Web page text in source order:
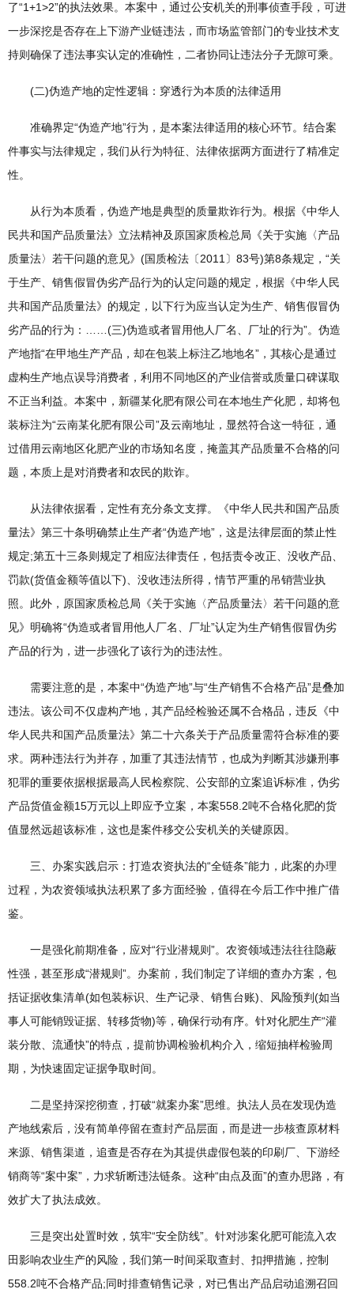
了“1+1>2”的执法效果。本案中，通过公安机关的刑事侦查手段，可进
一步深挖是否存在上下游产业链违法，而市场监管部门的专业技术支
持则确保了违法事实认定的准确性，二者协同让违法分子无隙可乘。
(二)伪造产地的定性逻辑：穿透行为本质的法律适用
准确界定“伪造产地”行为，是本案法律适用的核心环节。结合案
件事实与法律规定，我们从行为特征、法律依据两方面进行了精准定
性。
从行为本质看，伪造产地是典型的质量欺诈行为。根据《中华人
民共和国产品质量法》立法精神及原国家质检总局《关于实施〈产品
质量法〉若干问题的意见》(国质检法〔2011〕83号)第8条规定，“关
于生产、销售假冒伪劣产品行为的认定问题的规定，根据《中华人民
共和国产品质量法》的规定，以下行为应当认定为生产、销售假冒伪
劣产品的行为：……(三)伪造或者冒用他人厂名、厂址的行为”。伪造
产地指“在甲地生产产品，却在包装上标注乙地地名”，其核心是通过
虚构生产地点误导消费者，利用不同地区的产业信誉或质量口碑谋取
不正当利益。本案中，新疆某化肥有限公司在本地生产化肥，却将包
装标注为“云南某化肥有限公司”及云南地址，显然符合这一特征，通
过借用云南地区化肥产业的市场知名度，掩盖其产品质量不合格的问
题，本质上是对消费者和农民的欺诈。
从法律依据看，定性有充分条文支撑。《中华人民共和国产品质
量法》第三十条明确禁止生产者“伪造产地”，这是法律层面的禁止性
规定;第五十三条则规定了相应法律责任，包括责令改正、没收产品、
罚款(货值金额等值以下)、没收违法所得，情节严重的吊销营业执
照。此外，原国家质检总局《关于实施〈产品质量法〉若干问题的意
见》明确将“伪造或者冒用他人厂名、厂址”认定为生产销售假冒伪劣
产品的行为，进一步强化了该行为的违法性。
需要注意的是，本案中“伪造产地”与“生产销售不合格产品”是叠加
违法。该公司不仅虚构产地，其产品经检验还属不合格品，违反《中
华人民共和国产品质量法》第二十六条关于产品质量需符合标准的要
求。两种违法行为并存，加重了其违法情节，也成为判断其涉嫌刑事
犯罪的重要依据根据最高人民检察院、公安部的立案追诉标准，伪劣
产品货值金额15万元以上即应予立案，本案558.2吨不合格化肥的货
值显然远超该标准，这也是案件移交公安机关的关键原因。
三、办案实践启示：打造农资执法的“全链条”能力，此案的办理
过程，为农资领域执法积累了多方面经验，值得在今后工作中推广借
鉴。
一是强化前期准备，应对“行业潜规则”。农资领域违法往往隐蔽
性强，甚至形成“潜规则”。办案前，我们制定了详细的查办方案，包
括证据收集清单(如包装标识、生产记录、销售台账)、风险预判(如当
事人可能销毁证据、转移货物)等，确保行动有序。针对化肥生产“灌
装分散、流通快”的特点，提前协调检验机构介入，缩短抽样检验周
期，为快速固定证据争取时间。
二是坚持深挖彻查，打破“就案办案”思维。执法人员在发现伪造
产地线索后，没有简单停留在查封产品层面，而是进一步核查原材料
来源、销售渠道，追查是否存在为其提供虚假包装的印刷厂、下游经
销商等“案中案”，力求斩断违法链条。这种“由点及面”的查办思路，有
效扩大了执法成效。
三是突出处置时效，筑牢“安全防线”。针对涉案化肥可能流入农
田影响农业生产的风险，我们第一时间采取查封、扣押措施，控制
558.2吨不合格产品;同时排查销售记录，对已售出产品启动追溯召回